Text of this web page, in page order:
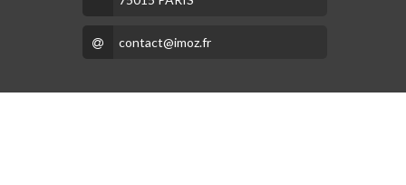
contact@imoz.fr